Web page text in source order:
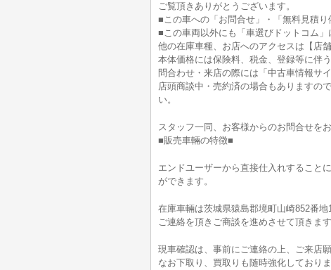
ご覧頂きありがとうございます。
■この車への「お問合せ」・「無料見積
■この車両以外にも「車選びドットコム」
他の在庫車種、お店へのアクセスは【店
本体価格には保険料、税金、登録等に伴
問合わせ・来店の際には「中古車情報サ
店頭商談中・売約済の場合もありますの
い。
スタッフ一同、お客様からのお問合せを
■販売車輛の特徴■
エンドユーザーから直接仕入れすること
ができます。
在庫車輛は茨城県猿島郡境町山崎852番
ご連絡を頂きご商談を進めさせて頂きます
現車確認は、事前にご連絡の上、ご来店願
なお下取り、買取りも随時強化しておりま